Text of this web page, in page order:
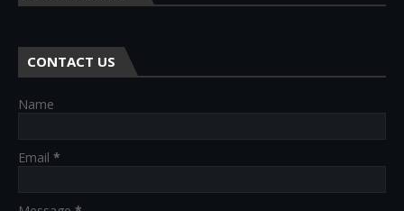
CONTACT US
Name
Email *